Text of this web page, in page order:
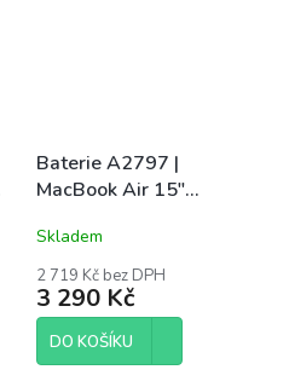
Baterie A2797 |
MacBook Air 15"
(A3113 / Mid 2024)
Skladem
2 719 Kč bez DPH
3 290 Kč
DO KOŠÍKU